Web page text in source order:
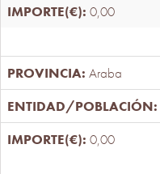
0,00
Araba
0,00